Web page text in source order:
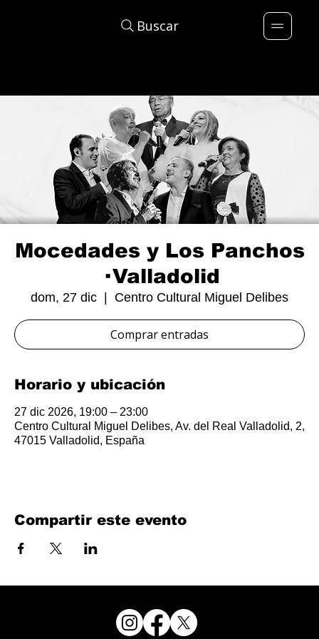
Buscar
Mocedades y Los Panchos
· Valladolid
dom, 27 dic Centro Cultural Miguel Delibes
Comprar entradas
Horario y ubicación
27 dic 2026, 19:00 – 23:00
Centro Cultural Miguel Delibes, Av. del Real Valladolid, 2,
47015 Valladolid, España
Compartir este evento